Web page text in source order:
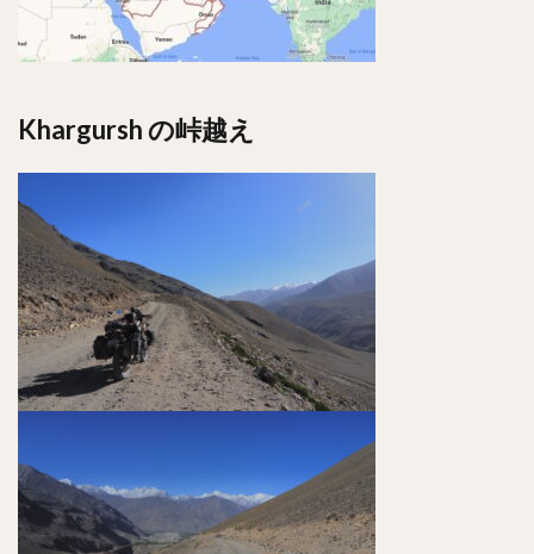
Khargursh の峠越え